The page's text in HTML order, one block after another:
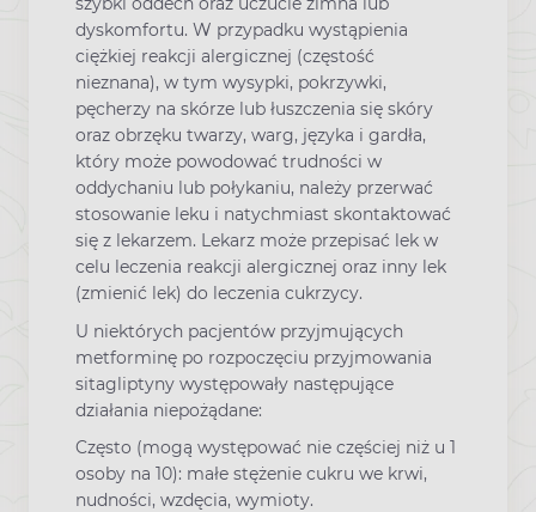
dyskomfortu. W przypadku wystąpienia
ciężkiej reakcji alergicznej (częstość
nieznana), w tym wysypki, pokrzywki,
pęcherzy na skórze lub łuszczenia się skóry
oraz obrzęku twarzy, warg, języka i gardła,
który może powodować trudności w
oddychaniu lub połykaniu, należy przerwać
stosowanie leku i natychmiast skontaktować
się z lekarzem. Lekarz może przepisać lek w
celu leczenia reakcji alergicznej oraz inny lek
(zmienić lek) do leczenia cukrzycy.
U niektórych pacjentów przyjmujących
metforminę po rozpoczęciu przyjmowania
sitagliptyny występowały następujące
działania niepożądane:
Często (mogą występować nie częściej niż u 1
osoby na 10): małe stężenie cukru we krwi,
nudności, wzdęcia, wymioty.